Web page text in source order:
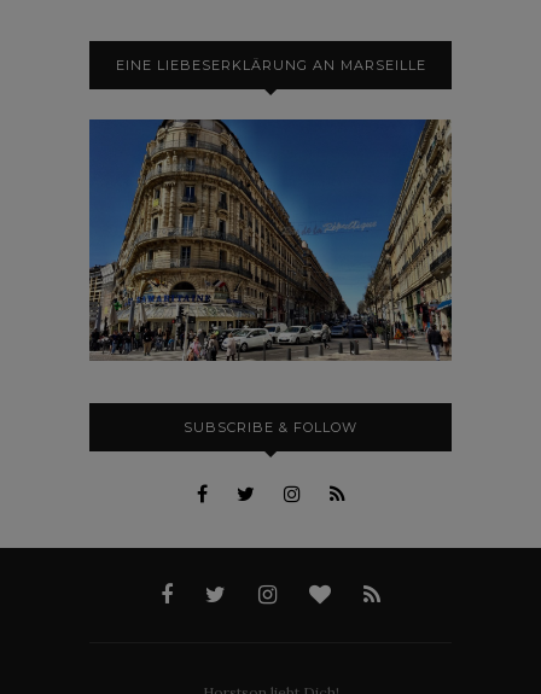
EINE LIEBESERKLÄRUNG AN MARSEILLE
SUBSCRIBE & FOLLOW